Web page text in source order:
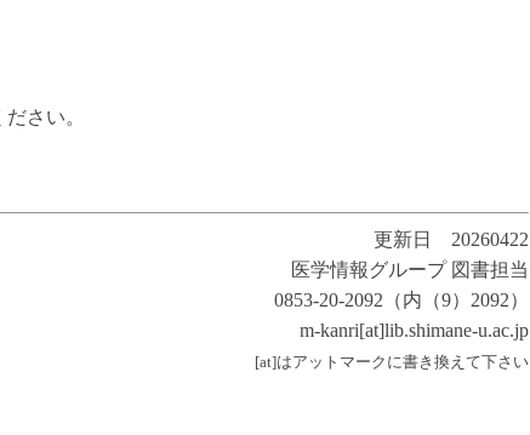
さい。
更新日 20260422
医学情報グループ 図書担当
0853-20-2092（内（9）2092）
m-kanri[at]lib.shimane-u.ac.jp
[at]はアットマークに書き換えて下さい